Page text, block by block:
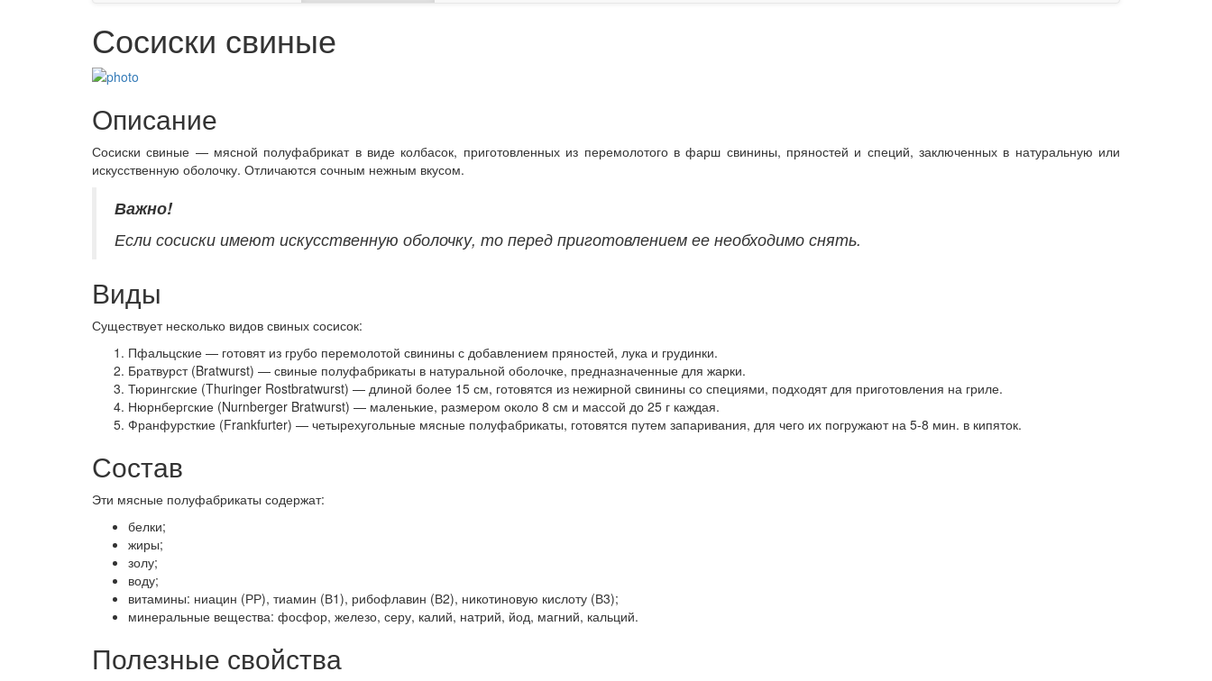
Сосиски свиные
Описание
Сосиски свиные — мясной полуфабрикат в виде колбасок, приготовленных из перемолотого в фарш свинины, пряностей и специй, заключенных в натуральную или
искусственную оболочку. Отличаются сочным нежным вкусом.
Важно!
Если сосиски имеют искусственную оболочку, то перед приготовлением ее необходимо снять.
Виды
Существует несколько видов свиных сосисок:
Пфальцские — готовят из грубо перемолотой свинины с добавлением пряностей, лука и грудинки.
Братвурст (Bratwurst) — свиные полуфабрикаты в натуральной оболочке, предназначенные для жарки.
Тюрингские (Thuringer Rostbratwurst) — длиной более 15 см, готовятся из нежирной свинины со специями, подходят для приготовления на гриле.
Нюрнбергские (Nurnberger Bratwurst) — маленькие, размером около 8 см и массой до 25 г каждая.
Франфурсткие (Frankfurter) — четырехугольные мясные полуфабрикаты, готовятся путем запаривания, для чего их погружают на 5-8 мин. в кипяток.
Состав
Эти мясные полуфабрикаты содержат:
белки;
жиры;
золу;
воду;
витамины: ниацин (РР), тиамин (В1), рибофлавин (В2), никотиновую кислоту (В3);
минеральные вещества: фосфор, железо, серу, калий, натрий, йод, магний, кальций.
Полезные свойства